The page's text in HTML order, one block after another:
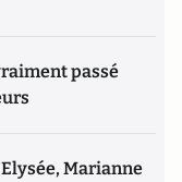
passé
Marianne